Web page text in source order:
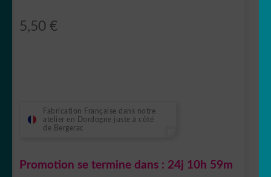
5,50 €
Fabrication Française dans notre
atelier en Dordogne juste à côté
de Bergerac
Promotion se termine dans : 24j 10h 59m